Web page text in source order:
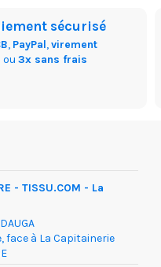
sécurisé
, PayPal,virement
ou3x sans frais
- TISSU.COM - La
face à La Capitainerie